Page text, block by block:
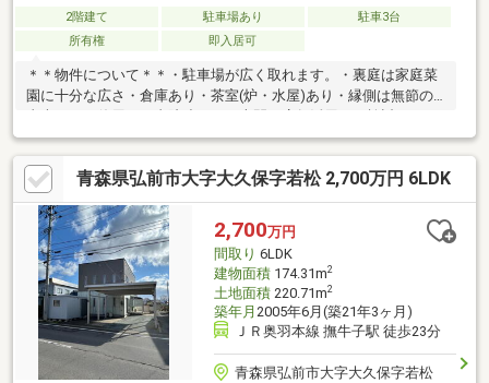
2階建て 駐車場あり
駐車3台
所有権
即入居可
＊＊物件について＊＊・駐車場が広く取れます。・裏庭は家庭菜
園に十分な広さ・倉庫あり・茶室(炉・水屋)あり・縁側は無節の
けます。 キッチンが広いので食事処(調理場)として 1階の部屋
数が多いので食事室や客室、2階を住居として・二世帯同居も可
能！＊＊近隣＊＊【通学】藤崎小学校まで約1300m/藤崎中学校ま
で約1900m【生活】弘南バス「藤崎舟場角」バス停まで約360m徒
歩5分/セブンイレブン藤崎町村井店まで約550m徒歩7分/藤崎郵便
局まで約1100m/イオン藤崎店まで約1500m＊＊備考＊＊土地販売
相談可
青森県弘前市大字大久保字若松 2,700万円 6LDK
2,700万円
間取り 6LDK
建物面積174.31m2
土地面積220.71m2
築年月 2005年6月(築21年3ヶ月)
ＪＲ奥羽本線 撫牛子駅 徒歩23分
青森県弘前市大字大久保字若松